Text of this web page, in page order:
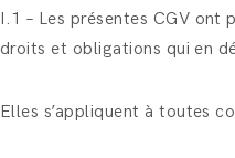
I.1 – Les présentes CGV ont
droits et obligations qui en
Elles s’appliquent à toutes